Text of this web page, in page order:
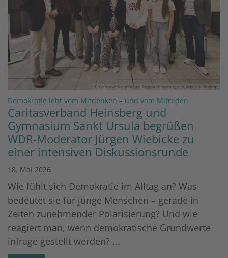
© Caritasverband für die Region Heinsberg e. V. (Melanie Bodem)
Demokratie lebt vom Mitdenken – und vom Mitreden
Caritasverband Heinsberg und
Gymnasium Sankt Ursula begrüßen
WDR-Moderator Jürgen Wiebicke zu
einer intensiven Diskussionsrunde
18. Mai 2026
Wie fühlt sich Demokratie im Alltag an? Was
bedeutet sie für junge Menschen – gerade in
Zeiten zunehmender Polarisierung? Und wie
reagiert man, wenn demokratische Grundwerte
infrage gestellt werden? ...